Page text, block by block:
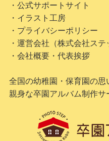
・公式サポートサイト
・イラスト工房
・プライバシーポリシー
・運営会社（株式会社ステ
・会社概要・代表挨拶
全国の幼稚園・保育園の思
親身な卒園アルバム制作サ